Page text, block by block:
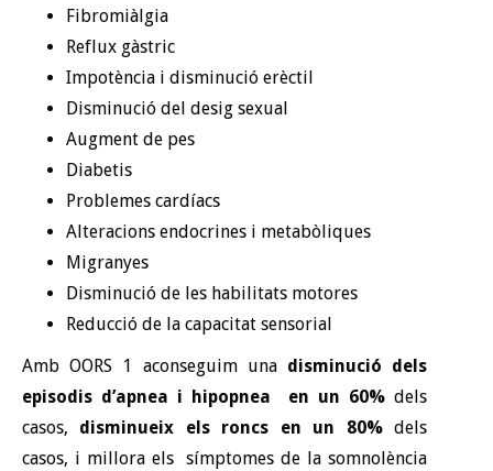
Fibromiàlgia
Reflux gàstric
Impotència i disminució erèctil
Disminució del desig sexual
Augment de pes
Diabetis
Problemes cardíacs
Alteracions endocrines i metabòliques
Migranyes
Disminució de les habilitats motores
Reducció de la capacitat sensorial
Amb OORS 1 aconseguim una disminució dels
episodis d’apnea i hipopnea en un 60% dels
casos, disminueix els roncs en un 80%dels
casos, i millora els símptomes de la somnolència